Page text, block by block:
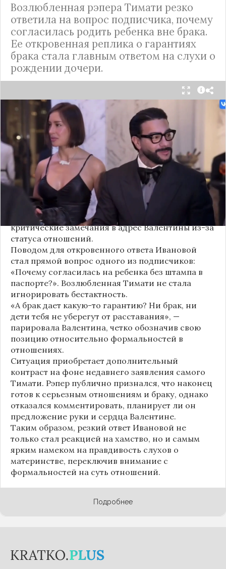
Возлюбленная рэпера Тимати резко
ответила на вопрос подписчика, почему
согласилась родить ребенка вне брака.
Ее откровенная реплика о гарантиях
брака стала главным ответом на слухи о
рождении дочери.
Валентина Иванова, избранница рэпера Тимати,
публично ответила на бестактный вопрос о
своем решении родить ребенка вне
официального брака. Ее резкая реакция стала
первым косвенным подтверждением слухов о
рождении дочери, ранее распространяемых
изданием «СтарХит».
Хотя сама звездная пара официально не
объявляла о пополнении, поклонники уже
засыпали их поздравлениями. Однако
некоторые комментаторы позволили себе
критические замечания в адрес Валентины из-за
статуса отношений.
Поводом для откровенного ответа Ивановой
стал прямой вопрос одного из подписчиков:
«Почему согласилась на ребенка без штампа в
паспорте?». Возлюбленная Тимати не стала
игнорировать бестактность.
«А брак дает какую-то гарантию? Ни брак, ни
дети тебя не уберегут от расставания», —
парировала Валентина, четко обозначив свою
позицию относительно формальностей в
отношениях.
Ситуация приобретает дополнительный
контраст на фоне недавнего заявления самого
Тимати. Рэпер публично признался, что наконец
готов к серьезным отношениям и браку, однако
отказался комментировать, планирует ли он
предложение руки и сердца Валентине.
Таким образом, резкий ответ Ивановой не
только стал реакцией на хамство, но и самым
ярким намеком на правдивость слухов о
материнстве, переключив внимание с
формальностей на суть отношений.
Подробнее